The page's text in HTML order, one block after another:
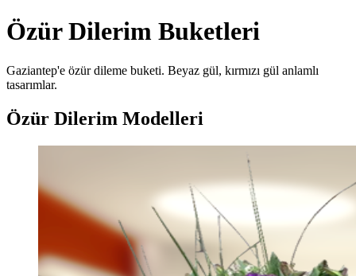
Özür Dilerim Buketleri
Gaziantep'e özür dileme buketi. Beyaz gül, kırmızı gül anlamlı
tasarımlar.
Özür Dilerim Modelleri